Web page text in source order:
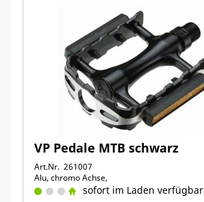
VP Pedale MTB schwarz
Art.Nr. 261007
Alu, chromo Achse,
sofort im Laden verfügbar